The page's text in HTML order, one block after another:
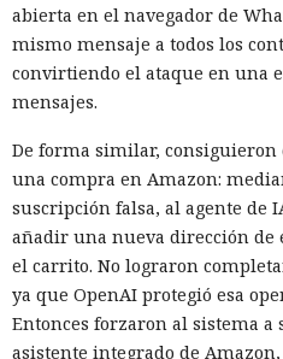
No se registraron indicios de
otros dispositivos ni antes ni
incidente quedó confinado a
especialista que llevó a cabo la
detallada de los eventos.
Para reducir riesgos similares,
empresas habilitar las
ataques, incluido el
soluciones de protección de
exclusiones para servicios
aislamiento no interfiera con
Renombrar
abierta en el navegador de
mismo mensaje a todos los
convirtiendo el ataque en una
mensajes.
De forma similar,
una compra en Amazon:
suscripción falsa, al agente de
añadir una nueva dirección de
el carrito. No lograron
ya que OpenAI protegió esa
Entonces forzaron al sistema
asistente integrado de